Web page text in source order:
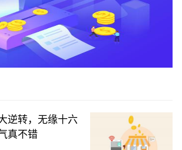
逆转，无缘十六
真不错